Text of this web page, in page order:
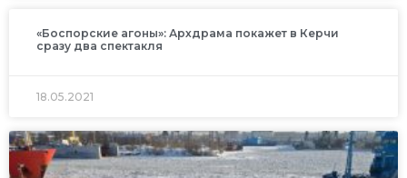
«Боспорские агоны»: Архдрама покажет в Керчи
сразу два спектакля
18.05.2021